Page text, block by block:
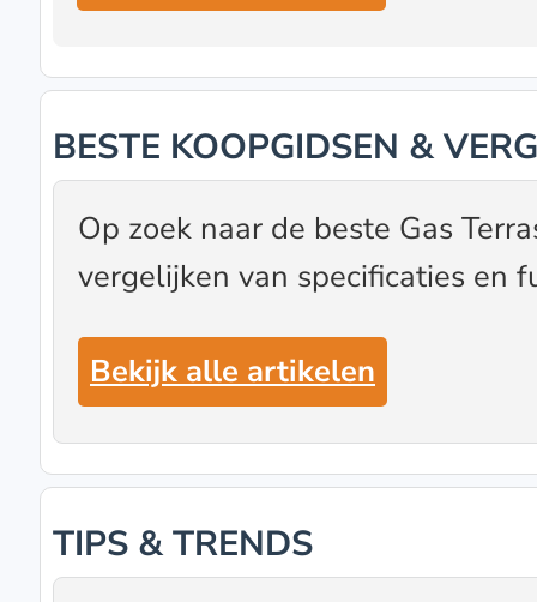
BESTE KOOPGIDSEN &
Op zoek naar de beste Gas
vergelijken van specificaties en
Bekijk alle artikelen
TIPS & TRENDS